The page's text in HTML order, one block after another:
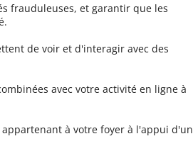
frauduleuses, et garantir que les
de voir et d'interagir avec des
avec votre activité en ligne à
à votre foyer à l'appui d'un